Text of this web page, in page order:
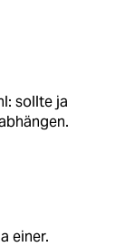
sollte ja
einer.